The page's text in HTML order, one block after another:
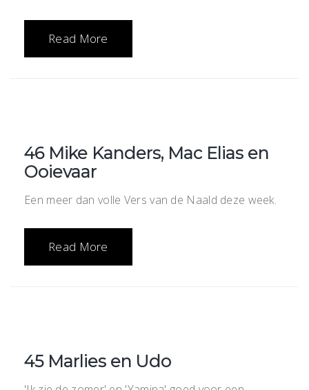
Read More
46 Mike Kanders, Mac Elias en
Ooievaar
Een meer dan volle Vers van de Naald deze week.
Read More
45 Marlies en Udo